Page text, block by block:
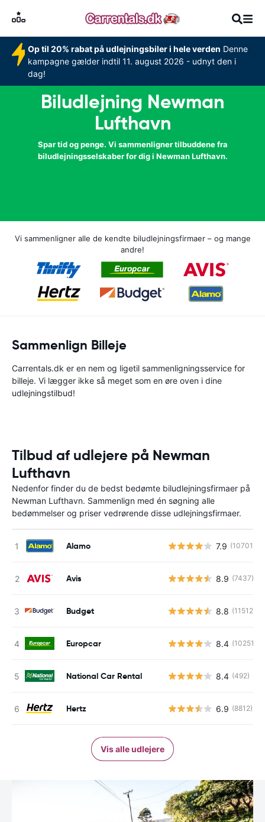
Op til 20% rabat på udlejningsbiler i hele verden Denne
kampagne gælder indtil 11. august 2026 - udnyt den i
dag!
Biludlejning Newman
Lufthavn
Spar tid og penge. Vi sammenligner tilbuddene fra
biludlejningsselskaber for dig i Newman Lufthavn.
Vi sammenligner alle de kendte biludlejningsfirmaer – og mange
andre!
Sammenlign Billeje
Carrentals.dk er en nem og ligetil sammenligningsservice for
billeje. Vi lægger ikke så meget som en øre oven i dine
udlejningstilbud!
Tilbud af udlejere på Newman
Lufthavn
Nedenfor finder du de bedst bedømte biludlejningsfirmaer på
Newman Lufthavn. Sammenlign med én søgning alle
bedømmelser og priser vedrørende disse udlejningsfirmaer.
Alamo 7.9 (10701)
Avis 8.9 (7437)
Budget 8.8 (11512)
Europcar 8.4 (10251)
National Car Rental 8.4 (492)
Hertz 6.9 (8812)
Vis alle udlejere